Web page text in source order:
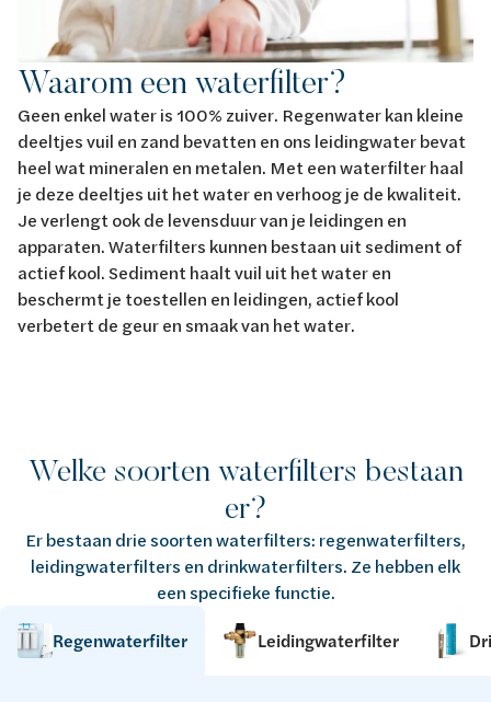
Waarom een waterfilter?
Geen enkel water is 100% zuiver. Regenwater kan kleine
deeltjes vuil en zand bevatten en ons leidingwater bevat
heel wat mineralen en metalen. Met een waterfilter haal
je deze deeltjes uit het water en verhoog je de kwaliteit.
Je verlengt ook de levensduur van je leidingen en
apparaten. Waterfilters kunnen bestaan uit sediment of
actief kool. Sediment haalt vuil uit het water en
beschermt je toestellen en leidingen, actief kool
verbetert de geur en smaak van het water.
Welke soorten waterfilters bestaan
er?
Er bestaan drie soorten waterfilters: regenwaterfilters,
leidingwaterfilters en drinkwaterfilters. Ze hebben elk
een specifieke functie.
Regenwaterfilter Leidingwaterfilter